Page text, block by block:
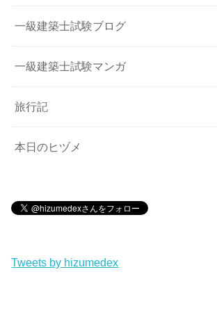
一級建築士試験ブログ
一級建築士試験マンガ
旅行記
本日のヒヅメ
Tweets by hizumedex